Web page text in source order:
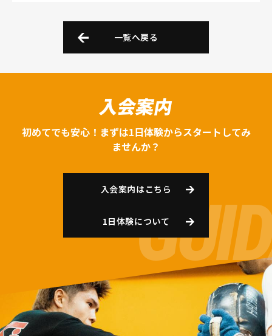
一覧へ戻る
入会案内
初めてでも安心！まずは1日体験からスタートしてみ
ませんか？
入会案内はこちら
1日体験について